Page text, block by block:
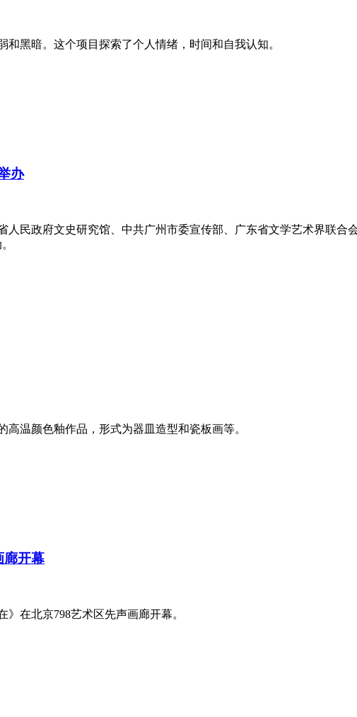
黑暗。这个项目探索了个人情绪，时间和自我认知。
办
人民政府文史研究馆、中共广州市委宣传部、广东省文学艺术界联
温颜色釉作品，形式为器皿造型和瓷板画等。
廊开幕
在北京798艺术区先声画廊开幕。